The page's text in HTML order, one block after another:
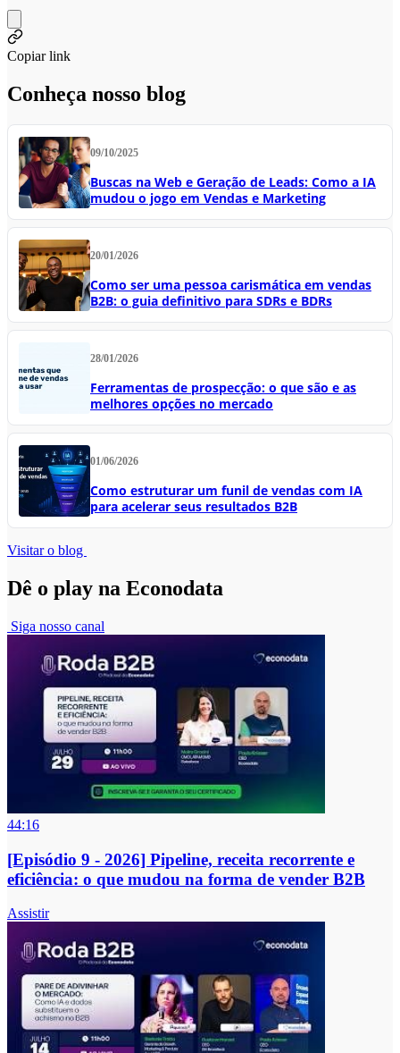
Copiar link
Conheça nosso blog
09/10/2025
Buscas na Web e Geração de Leads: Como a IA
mudou o jogo em Vendas e Marketing
20/01/2026
Como ser uma pessoa carismática em vendas
B2B: o guia definitivo para SDRs e BDRs
28/01/2026
Ferramentas de prospecção: o que são e as
melhores opções no mercado
01/06/2026
Como estruturar um funil de vendas com IA
para acelerar seus resultados B2B
Visitar o blog
Dê o play na Econodata
Siga nosso canal
44:16
[Episódio 9 - 2026] Pipeline, receita recorrente e
eficiência: o que mudou na forma de vender B2B
Assistir